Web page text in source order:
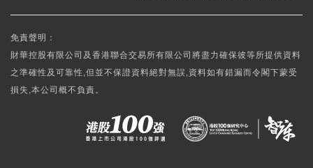
免責聲明：
財華控股有限公司及香港聯合交易所有限公司將盡力確保彼等所提供資料
之準確性及可靠性,但並不保證資料絕對無誤,資料如有錯漏而令閣下蒙受
損失,本公司概不負責。